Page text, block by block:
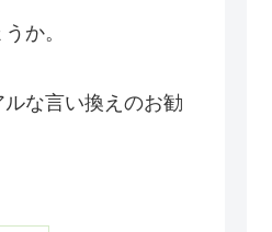
か。
な言い換えのお勧